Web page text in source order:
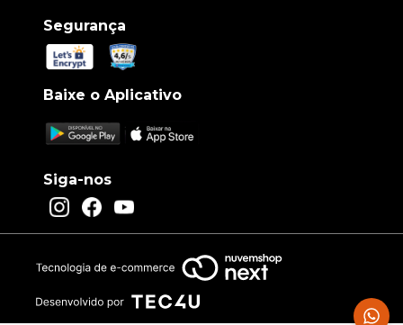
Segurança
Baixe o Aplicativo
Siga-nos